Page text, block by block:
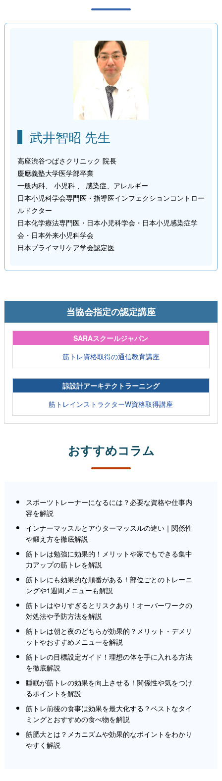
武井智昭 先生
高座渋谷つばさクリニック 院長
慶應義塾大学医学部卒業
一般内科、 小児科 、 感染症、アレルギー
日本小児科学会専門医・指導医インフェクションコントロー
ルドクター
日本化学療法専門医・日本小児科学会・日本小児感染症学
会・日本外来小児科学会
日本プライマリケア学会認定医
当協会指定の認定講座
SARAスクールジャパン
筋トレ資格取得の通信教育講座
諒設計アーキテクトラーニング
筋トレインストラクターW資格取得講座
おすすめコラム
スポーツトレーナーになるには？必要な資格や仕事内
容を解説
インナーマッスルとアウターマッスルの違い｜関係性
や鍛え方を徹底解説
筋トレは勉強に効果的！メリットや家でもできる集中
力アップの筋トレを解説
筋トレにも効果的な順番がある！部位ごとのトレーニ
ングや1週間メニューも解説
筋トレはやりすぎるとリスクあり！オーバーワークの
対処法や予防方法を解説
筋トレは朝と夜のどちらが効果的？メリット・デメリ
ットやおすすめメニューを解説
筋トレの目標設定ガイド！理想の体を手に入れる方法
を徹底解説
睡眠が筋トレの効果を向上させる！関係性や気をつけ
るポイントを解説
筋トレ前後の食事は効果を最大化する？ベストなタイ
ミングとおすすめの食べ物を解説
筋肥大とは？メカニズムや効果的なポイントをわかり
やすく解説